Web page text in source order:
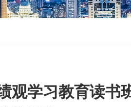
观学习教育读书